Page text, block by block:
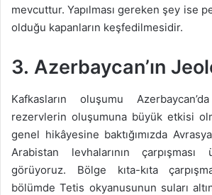
mevcuttur. Yapılması gereken şey ise
olduğu kapanların keşfedilmesidir.
3. Azerbaycan’ın
Kafkasların oluşumu
rezervlerin oluşumuna büyük etkisi
genel hikâyesine baktığımızda
Arabistan levhalarının
görüyoruz. Bölge kıta-kıta
bölümde Tetis okyanusunun suları